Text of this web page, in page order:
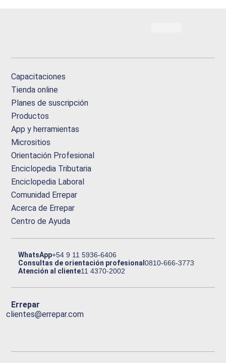
Capacitaciones
Tienda online
Planes de suscripción
Productos
App y herramientas
Micrositios
Orientación Profesional
Enciclopedia Tributaria
Enciclopedia Laboral
Comunidad Errepar
Acerca de Errepar
Centro de Ayuda
WhatsApp+54 9 11 5936-6406
Consultas de orientación profesional0810-666-3773
Atención al cliente11 4370-2002
Errepar
clientes@errepar.com